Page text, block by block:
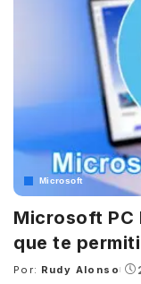
Microsoft
Microsoft PC
que te
Posted
Por: Rudy Alonso